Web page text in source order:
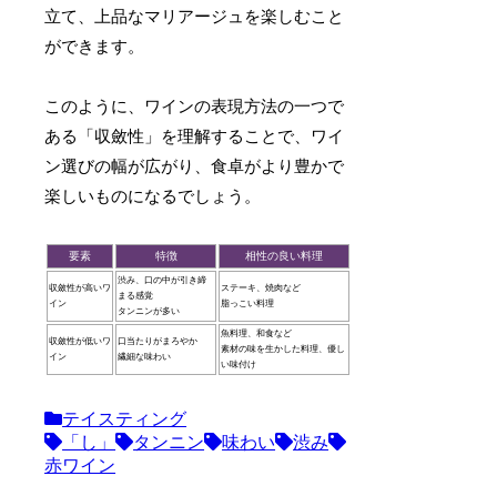
立て、上品なマリアージュを楽しむこと
ができます。
このように、ワインの表現方法の一つで
ある「収斂性」を理解することで、ワイ
ン選びの幅が広がり、食卓がより豊かで
楽しいものになるでしょう。
要素 特徴 相性の良い料理
収斂性が高いワ
イン
渋み、口の中が引き締
まる感覚
タンニンが多い
ステーキ、焼肉など
脂っこい料理
収斂性が低いワ
イン
口当たりがまろやか
繊細な味わい
魚料理、和食など
素材の味を生かした料理、優し
い味付け
テイスティング
「し」
タンニン 味わい
渋み
赤ワイン